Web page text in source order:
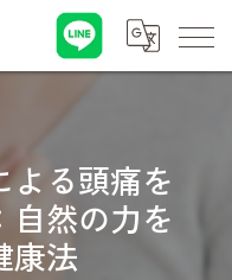
よる頭痛を
自然の力を
康法